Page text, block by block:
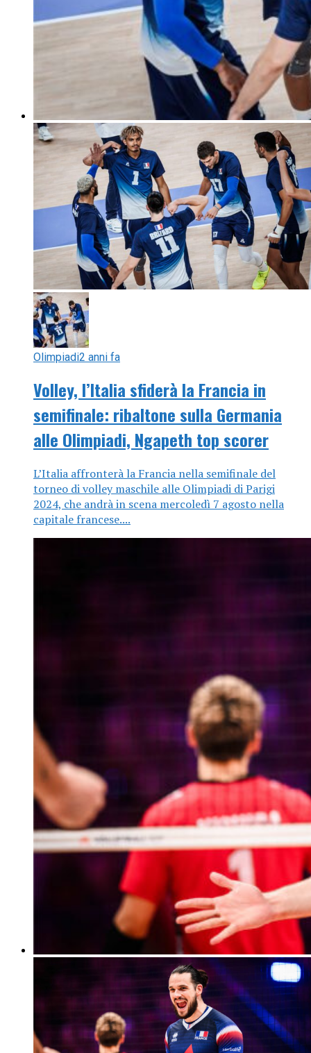
Olimpiadi2 anni fa
Volley, l’Italia sfiderà la Francia in
semifinale: ribaltone sulla Germania
alle Olimpiadi, Ngapeth top scorer
L’Italia affronterà la Francia nella semifinale del
torneo di volley maschile alle Olimpiadi di Parigi
2024, che andrà in scena mercoledì 7 agosto nella
capitale francese....